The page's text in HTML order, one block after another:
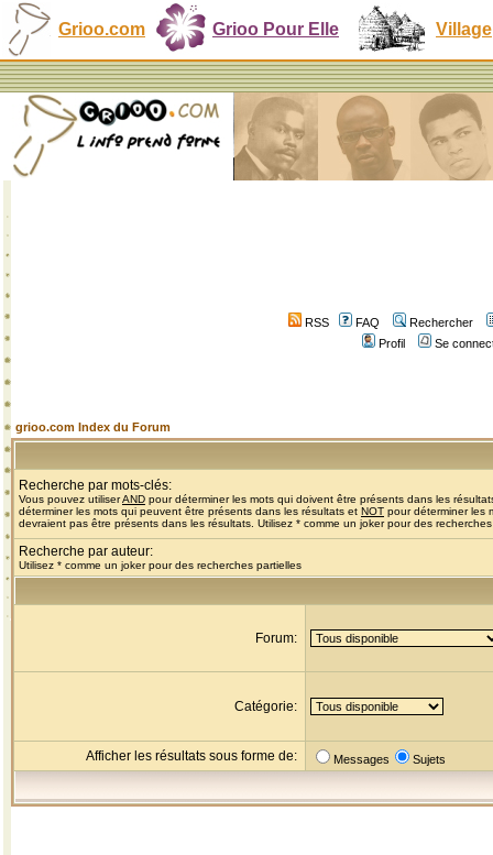
Grioo.com Grioo Pour Elle Village
RSS FAQ
Rechercher
Profil
Se
grioo.com Index du Forum
Recherche par mots-clés:
Vous pouvez utiliserAND pour déterminer les mots qui doivent être présents dans les
déterminer les mots qui peuvent être présents dans les résultats et NOT pour déterminer les
devraient pas être présents dans les résultats. Utilisez * comme un joker pour des
Recherche par auteur:
Utilisez * comme un joker pour des recherches partielles
Forum:
Catégorie:
Afficher les résultats sous forme de: Messages Sujets